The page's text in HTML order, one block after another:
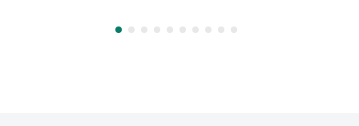
Оплата осуществляется онлайн банковскими картами Visa,